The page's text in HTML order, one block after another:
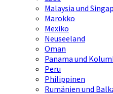
Malaysia und
Marokko
Mexiko
Neuseeland
Oman
Panama und
Peru
Philippinen
Rumänien und